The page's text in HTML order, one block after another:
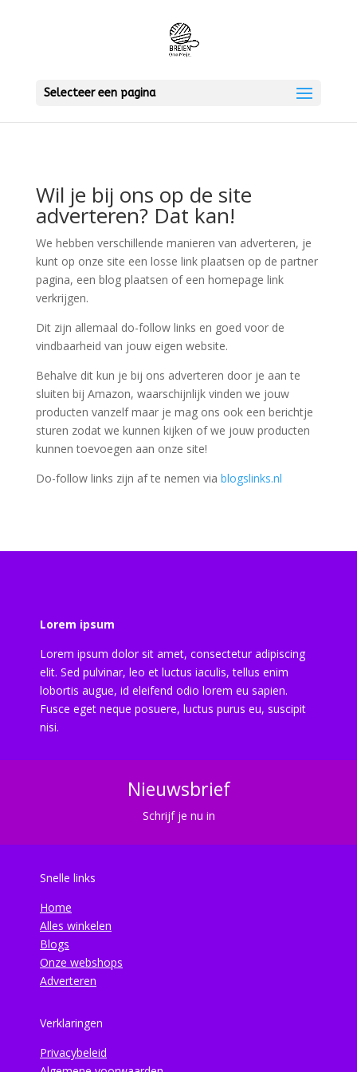
Selecteer een pagina
Wil je bij ons op de site
adverteren? Dat kan!
We hebben verschillende manieren van adverteren, je
kunt op onze site een losse link plaatsen op de partner
pagina, een blog plaatsen of een homepage link
verkrijgen.
Dit zijn allemaal do-follow links en goed voor de
vindbaarheid van jouw eigen website.
Behalve dit kun je bij ons adverteren door je aan te
sluiten bij Amazon, waarschijnlijk vinden we jouw
producten vanzelf maar je mag ons ook een berichtje
sturen zodat we kunnen kijken of we jouw producten
kunnen toevoegen aan onze site!
Do-follow links zijn af te nemen via blogslinks.nl
Lorem ipsum
Lorem ipsum dolor sit amet, consectetur adipiscing
elit. Sed pulvinar, leo et luctus iaculis, tellus enim
lobortis augue, id eleifend odio lorem eu sapien.
Fusce eget neque posuere, luctus purus eu, suscipit
nisi.
Nieuwsbrief
Schrijf je nu in
Snelle links
Home
Alles winkelen
Blogs
Onze webshops
Adverteren
Verklaringen
Privacybeleid